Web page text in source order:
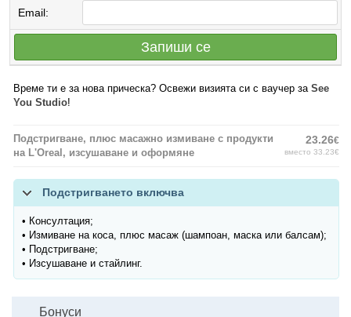
Email:
Запиши се
Време ти е за нова прическа? Освежи визията си с ваучер за See
You Studio!
Подстригване, плюс масажно измиване с продукти
на L'Oreal, изсушаване и оформяне
23.26€
вместо 33.23€
Подстригването включва
• Консултация;
• Измиване на коса, плюс масаж (шампоан, маска или балсам);
• Подстригване;
• Изсушаване и стайлинг.
Бонуси